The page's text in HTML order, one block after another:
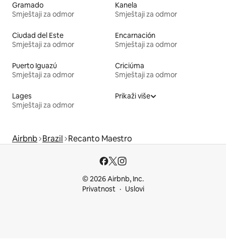
Gramado
Smještaji za odmor
Kanela
Smještaji za odmor
Ciudad del Este
Smještaji za odmor
Encarnación
Smještaji za odmor
Puerto Iguazú
Smještaji za odmor
Criciúma
Smještaji za odmor
Lages
Smještaji za odmor
Prikaži više
Airbnb Brazil Recanto Maestro
© 2026 Airbnb, Inc.
Privatnost
Uslovi